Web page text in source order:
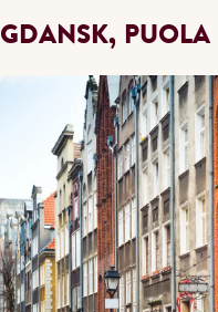
GDANSK, PUOLA